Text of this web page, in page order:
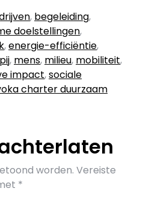
, begeleiding,
doelstellingen,
,energie-efficiëntie,
, mens, milieu, mobiliteit,
impact,sociale
charter duurzaam
worden. Vereiste
*